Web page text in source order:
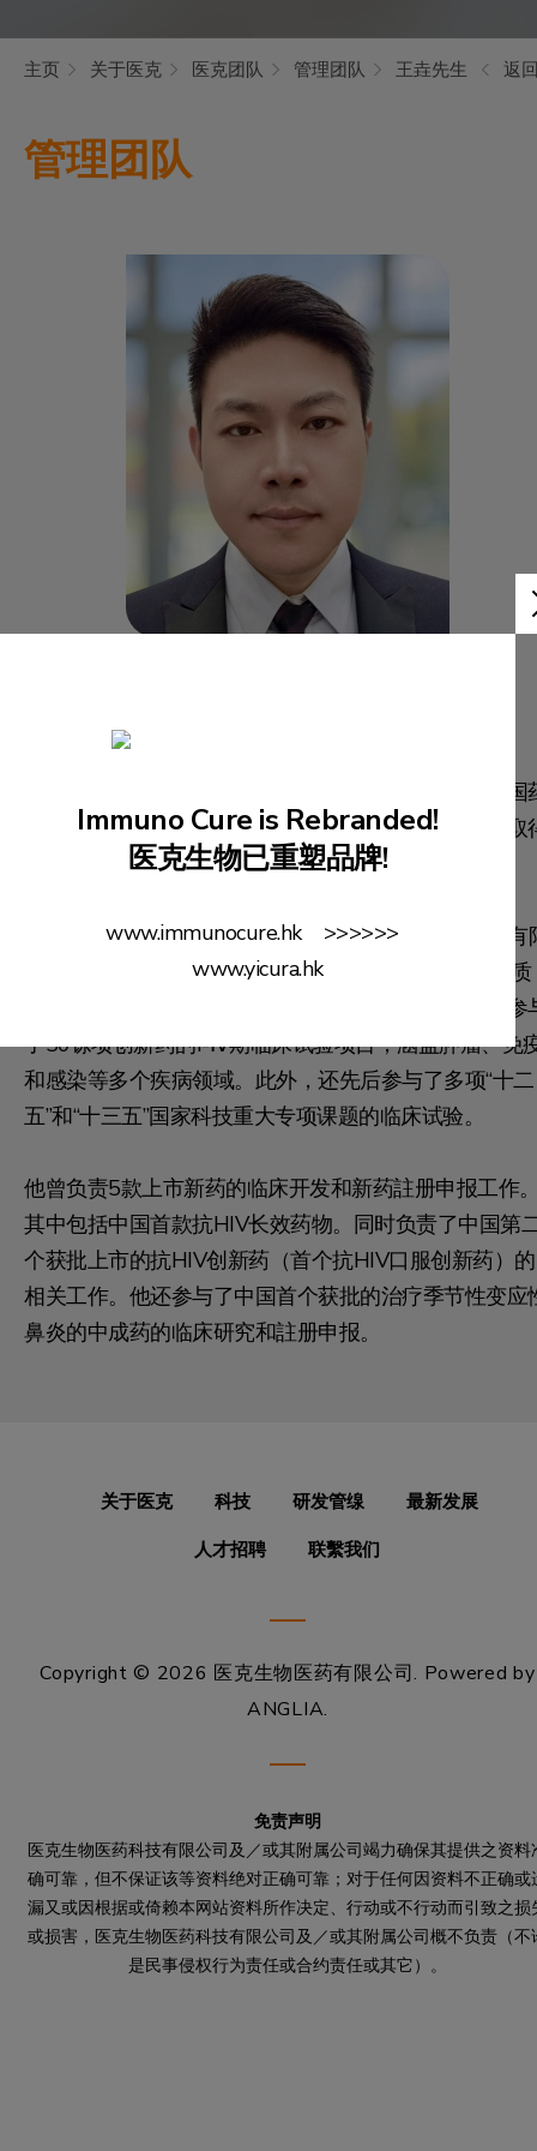
主页 关于医克 医克团队 管理团队 王垚先生 返
管理团队
王垚先生为本集团的临床试验运营总监。他毕业于中国
科大学，获得药物制剂学士学位，后在南京医科大学取
药物化学硕士学位。
王垚先生在药物临床CRO（北京考克瑞医药科技发展有
公司）拥有超过10年的管理经验，专注于临床试验品质
管制体系优化、专案管理运营以及监查团队的管理。参
了50馀项创新药的I-Ⅳ期临床试验项目，涵盖肿瘤、免
和感染等多个疾病领域。此外，还先后参与了多项“十二
五”和“十三五”国家科技重大专项课题的临床试验。
他曾负责5款上市新药的临床开发和新药註册申报工作
其中包括中国首款抗HIV长效药物。同时负责了中国第
个获批上市的抗HIV创新药（首个抗HIV口服创新药）的
相关工作。他还参与了中国首个获批的治疗季节性变应
鼻炎的中成药的临床研究和註册申报。
关于医克 科技 研发管缐
最新发展
人才招聘
联繫我们
Copyright © 2026 医克生物医药有限公司. Powered by
ANGLIA.
免责声明
医克生物医药科技有限公司及／或其附属公司竭力确保其提供之资料
确可靠，但不保证该等资料绝对正确可靠；对于任何因资料不正确或
漏又或因根据或倚赖本网站资料所作决定、行动或不行动而引致之损
或损害，医克生物医药科技有限公司及／或其附属公司概不负责（不
是民事侵权行为责任或合约责任或其它）。
Immuno Cure is Rebranded!
医克生物已重塑品牌!
www.immunocure.hk >>>>>>
www.yicura.hk